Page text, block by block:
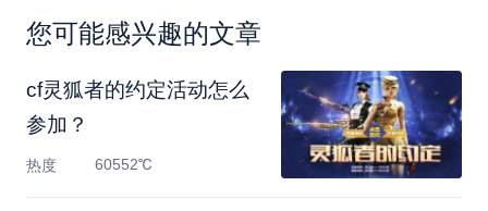
您可能感兴趣的文章
cf灵狐者的约定活动怎么
参加？
热度 60552℃